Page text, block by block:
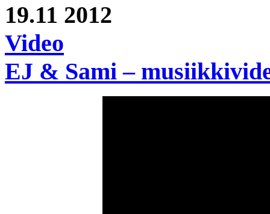
19.11 2012
Video
EJ & Sami –